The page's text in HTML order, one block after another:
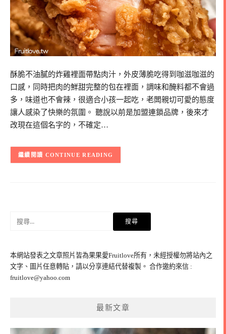
酥脆不油膩的炸雞裡面帶點肉汁，外皮薄脆吃得到咖滋咖滋的
口感，同時把肉的鮮甜完整的包在裡面，調味和醃料都不會過
多，味道也不會辣，很適合小孩一起吃，老闆親切可愛的態度
讓人感染了快樂的氛圍。 聽說以前是加盟連鎖品牌，後來才
改現在這個名字的，不確定…
CONTINUE READING
字:
本網站發表之文章照片皆為果果愛Fruitlove所有，未經授權勿將站內之
文字、圖片任意轉貼，請以分享連結代替複製。 合作邀約來信 :
fruitlove@yahoo.com
最新文章